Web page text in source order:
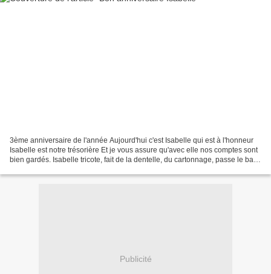
3ème anniversaire de l'année Aujourd'hui c'est Isabelle qui est à l'honneur
Isabelle est notre trésorière Et je vous assure qu'avec elle nos comptes sont
bien gardés. Isabelle tricote, fait de la dentelle, du cartonnage, passe le balai
Publicité